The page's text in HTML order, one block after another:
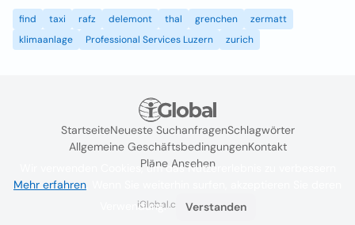
find taxi rafz delemont thal grenchen
zermatt
klimaanlage
Professional Services Luzern zurich
StartseiteNeueste SuchanfragenSchlagwörter
Allgemeine GeschäftsbedingungenKontakt
Pläne Ansehen
iGlobal.co @ 2024
Wir verwenden Cookies, um das Nutzererlebnis zu verbessern
Mehr erfahren
Verwendung.
Verstanden